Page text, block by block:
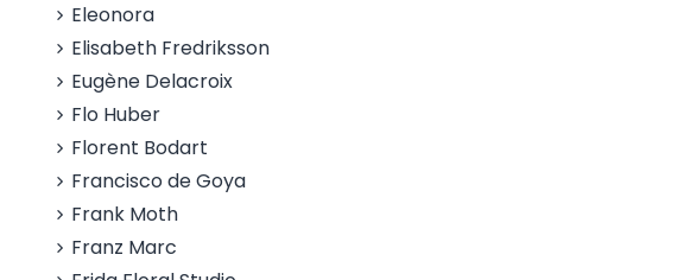
Eleonora
Elisabeth Fredriksson
Eugène Delacroix
Flo Huber
Florent Bodart
Francisco de Goya
Frank Moth
Franz Marc